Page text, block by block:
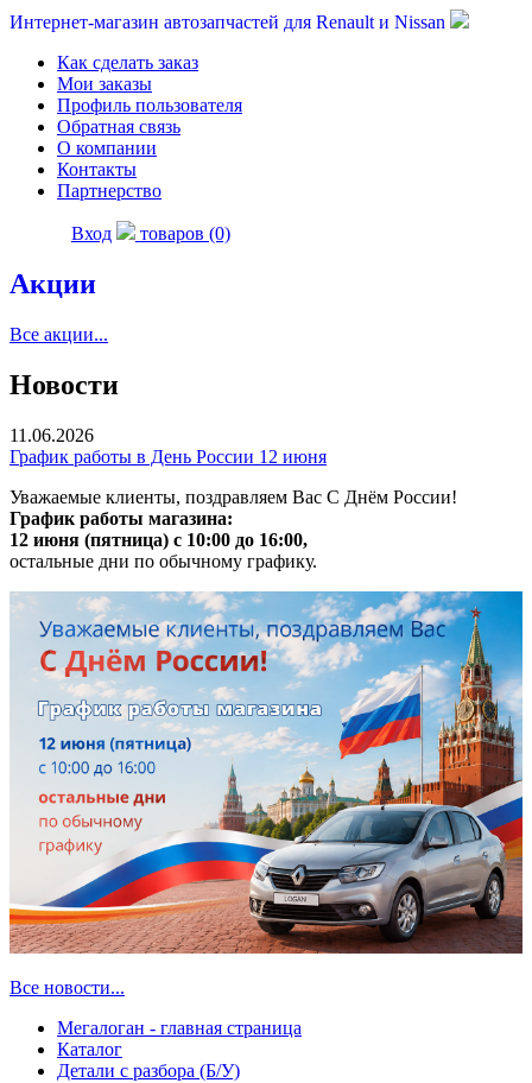
Интернет-магазин автозапчастей для Renault и Nissan
Как сделать заказ
Мои заказы
Профиль пользователя
Обратная связь
О компании
Контакты
Партнерство
Вход товаров (0)
Акции
Все акции...
Новости
11.06.2026
График работы в День России 12 июня
Уважаемые клиенты, поздравляем Вас С Днём России!
График работы магазина:
12 июня (пятница) с 10:00 до 16:00,
остальные дни по обычному графику.
Все новости...
Мегалоган - главная страница
Каталог
Детали с разбора (Б/У)